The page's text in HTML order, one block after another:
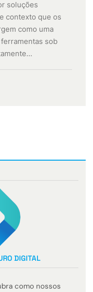
soluções
contexto que os
como uma
sob
DIGITAL
como nossos